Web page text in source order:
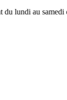
de 9h00 à 18h00